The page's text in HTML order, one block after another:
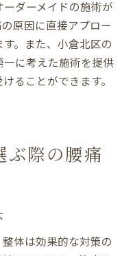
ダーメイドの施術が
原因に直接アプロー
。また、小倉北区の
に考えた施術を提供
ることができます。
ぶ際の腰痛
体は効果的な対策の